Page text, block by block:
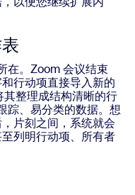
在。Zoom 会议结束
行动项直接导入新的
整理成结构清晰的行
踪、易分类的数据。想
片刻之间，系统就会
列明行动项、所有者